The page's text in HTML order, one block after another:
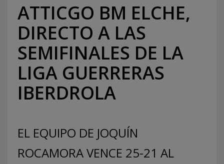
ATTICGO BM ELCHE,
DIRECTO A LAS
SEMIFINALES DE LA
LIGA GUERRERAS
IBERDROLA
EL EQUIPO DE JOQUÍN
ROCAMORA VENCE 25-21 AL